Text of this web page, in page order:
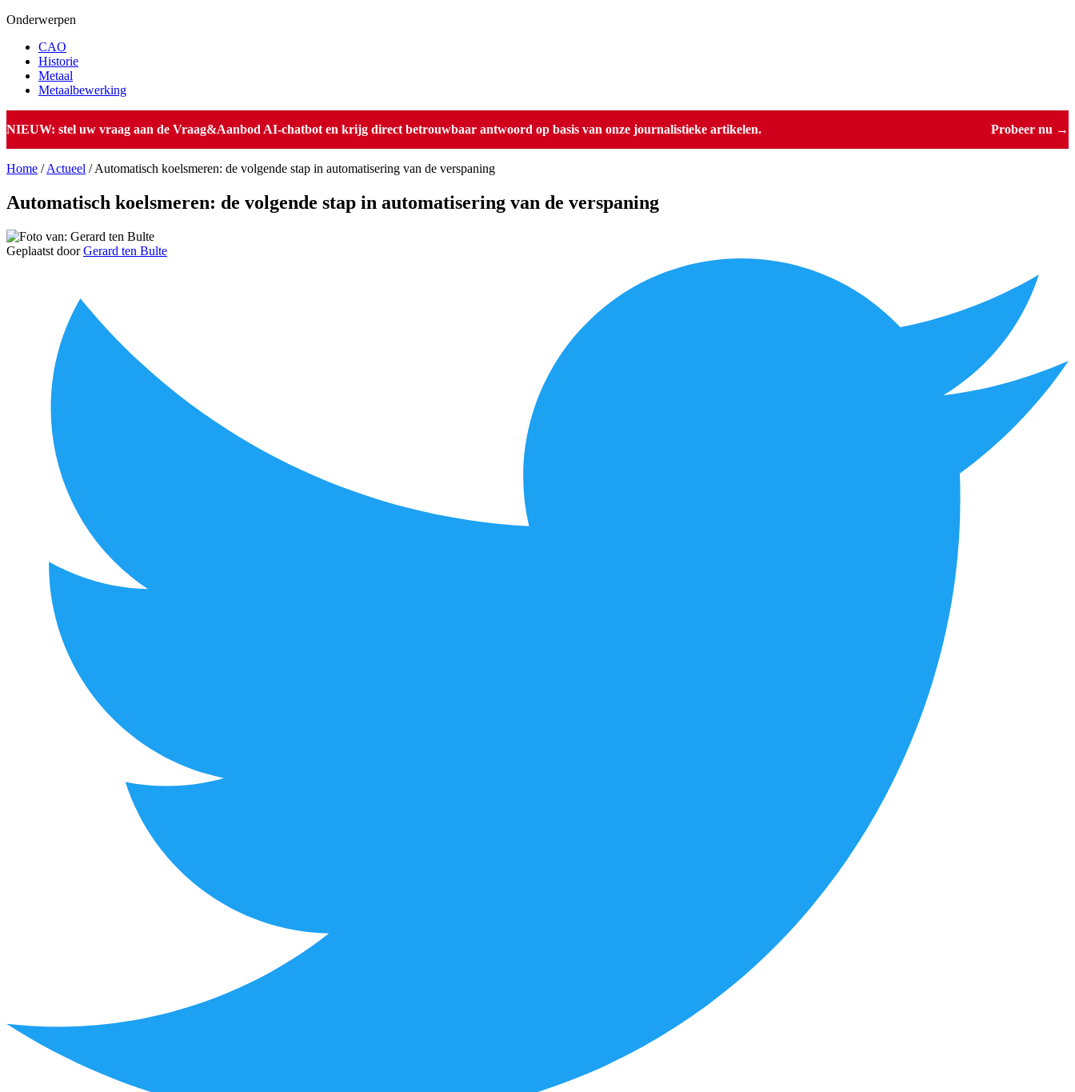
Onderwerpen
CAO
Historie
Metaal
Metaalbewerking
NIEUW: stel uw vraag aan de Vraag&Aanbod AI-chatbot en krijg direct betrouwbaar antwoord op basis van onze journalistieke artikelen. Probeer nu →
Home /Actueel /Automatisch koelsmeren: de volgende stap in automatisering van de verspaning
Automatisch koelsmeren: de volgende stap in automatisering van de verspaning
Geplaatst doorGerard ten Bulte